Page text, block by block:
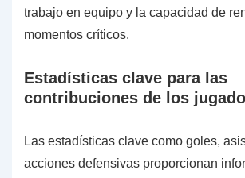
trabajo en equipo y la capacidad de
momentos críticos.
Estadísticas clave para las
contribuciones de los
Las estadísticas clave como goles,
acciones defensivas proporcionan